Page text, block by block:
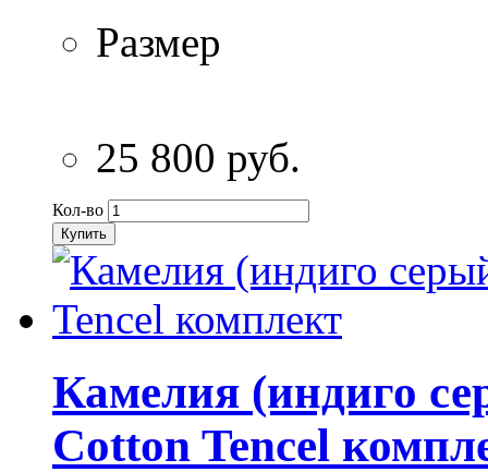
Размер
25 800 руб.
Кол-во
Купить
Камелия (индиго
Cotton Tencel